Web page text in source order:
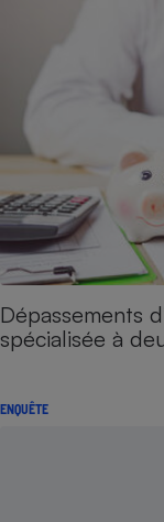
Dépassements
spécialisée à
ENQUÊTE